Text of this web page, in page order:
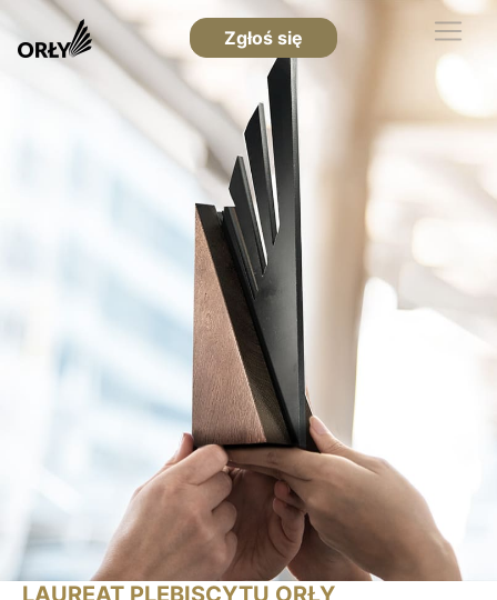
Zgłoś się
LAUREAT PLEBISCYTU ORŁY